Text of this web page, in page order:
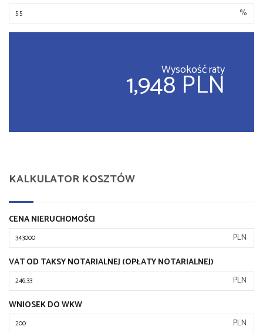
%
Wysokość raty
1,948 PLN
KALKULATOR KOSZTÓW
CENA NIERUCHOMOŚCI
PLN
VAT OD TAKSY NOTARIALNEJ (OPŁATY NOTARIALNEJ)
PLN
WNIOSEK DO WKW
PLN